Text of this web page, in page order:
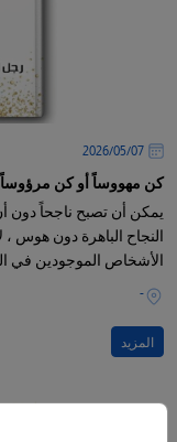
07‏/05‏/2026
كن مهووساً أو كن مرؤوساً
يمكن أن تصبح ناجحاً دون
النجاح الباهرة دون هوس
الأشخاص الموجودين في
-
المزيد